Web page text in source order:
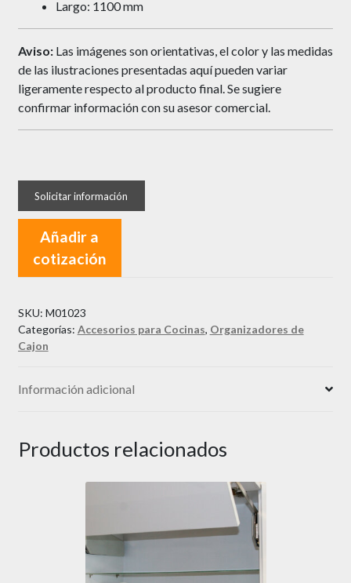
Largo: 1100 mm
Aviso:Las imágenes son orientativas, el color y las medidas
de las ilustraciones presentadas aquí pueden variar
ligeramente respecto al producto final. Se sugiere
confirmar información con su asesor comercial.
Añadir a
cotización
SKU: M01023
Categorías: Accesorios para Cocinas, Organizadores de
Cajon
Información adicional
Productos relacionados